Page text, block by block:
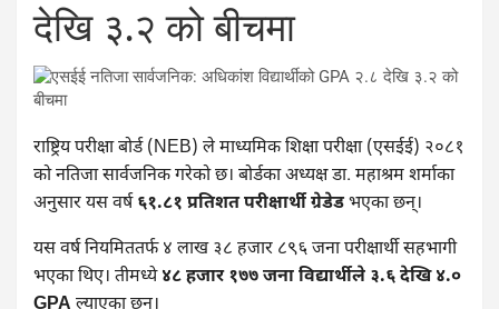
देखि ३.२ को बीचमा
राष्ट्रिय परीक्षा बोर्ड (NEB) ले माध्यमिक शिक्षा परीक्षा (एसईई) २०८१
को नतिजा सार्वजनिक गरेको छ। बोर्डका अध्यक्ष डा. महाश्रम शर्माका
अनुसार यस वर्ष६१.८१ प्रतिशत परीक्षार्थी ग्रेडेडभएका छन्।
यस वर्ष नियमिततर्फ ४ लाख ३८ हजार ८९६ जना परीक्षार्थी सहभागी
भएका थिए। तीमध्ये४८ हजार १७७ जना विद्यार्थीले ३.६ देखि ४.०